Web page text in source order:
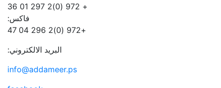
+ 972 (0)2 297 01 36
فاكس:
+972 (0)2 296 04 47
البريد الالكتروني:
info@addameer.ps